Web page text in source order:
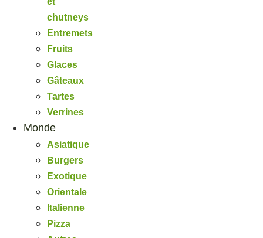
chutneys
Entremets
Fruits
Glaces
Gâteaux
Tartes
Verrines
Monde
Asiatique
Burgers
Exotique
Orientale
Italienne
Pizza